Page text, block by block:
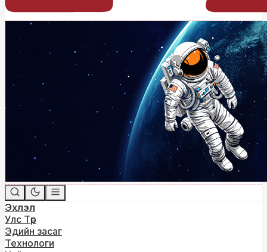
Эхлэл
Улс Төр
Эдийн засаг
Технологи